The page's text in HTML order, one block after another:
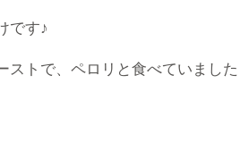
です♪
ストで、ペロリと食べていました